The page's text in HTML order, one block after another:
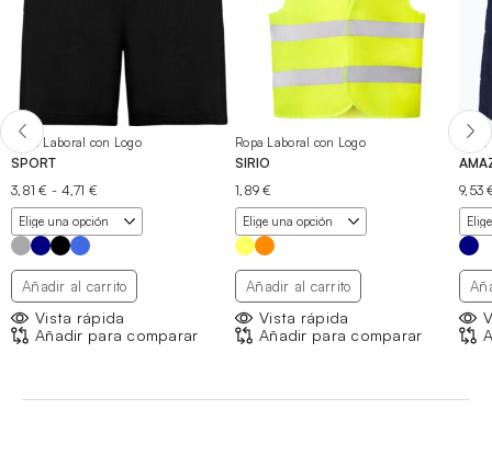
Ropa Laboral con Logo
SPORT
3,81€ - 4,71 €
de
precios:
desde
hasta
4,71 €
Añadir al carrito
Vista rápida
Añadir para comparar
Ropa Laboral con Logo
SIRIO
1,89€
Añadir al carrito
Vista rápida
Añadir para comparar
9,53